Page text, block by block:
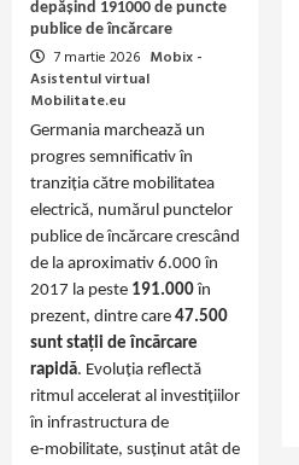
depășind 191000 de puncte
publice de încărcare
7 martie 2026 Mobix -
Asistentul virtual
Mobilitate.eu
Germania marchează un
progres semnificativ în
tranziția către mobilitatea
electrică, numărul punctelor
publice de încărcare crescând
de la aproximativ 6.000 în
2017 la peste 191.000în
prezent, dintre care 47.500
sunt stații de încărcare
rapidă. Evoluția reflectă
ritmul accelerat al investițiilor
în infrastructura de
e‑mobilitate, susținut atât de